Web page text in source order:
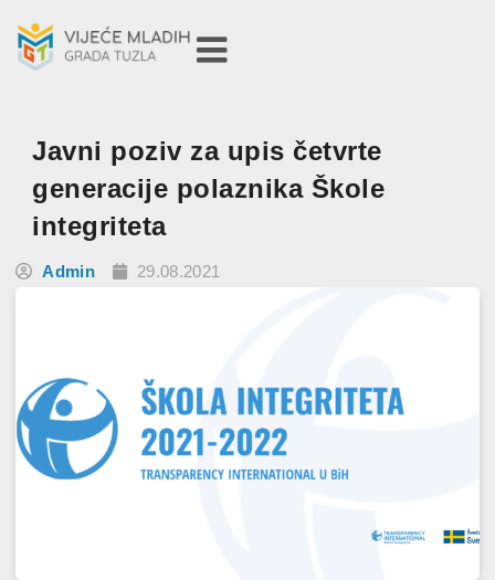
Javni poziv za upis četvrte
generacije polaznika Škole
integriteta
Admin 29.08.2021